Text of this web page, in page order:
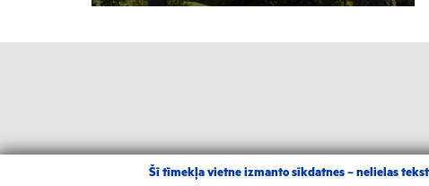
Šī tīmekļa vietne izmanto sīkdatnes – nelielas